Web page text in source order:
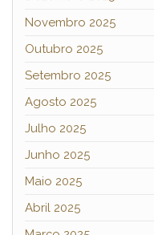
Novembro 2025
Outubro 2025
Setembro 2025
Agosto 2025
Julho 2025
Junho 2025
Maio 2025
Abril 2025